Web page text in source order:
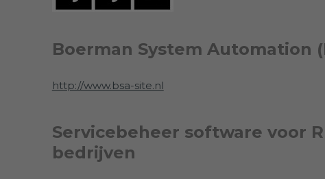
Boerman System Automation
http://www.bsa-site.nl
Servicebeheer software voor
bedrijven